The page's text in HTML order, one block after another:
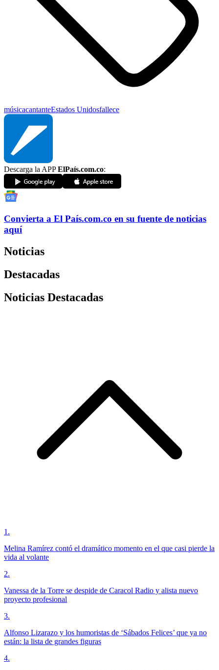
músicacantanteEstados Unidosfallece
Descarga la APPElPaís.com.co:
Convierta a El País.com.co en su fuente de noticias
aquí
Noticias
Destacadas
Noticias Destacadas
1 .
Melina Ramírez contó el dramático momento en el que casi pierde la
vida al volante
2.
Vanessa de la Torre se despide de Caracol Radio y alista nuevo
proyecto profesional
3.
Alfonso Lizarazo y los humoristas de ‘Sábados Felices’ que ya no
están: la lista de grandes figuras
4.